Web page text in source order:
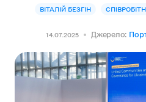
ВІТАЛІЙ БЕЗГІН
14.07.2025 Джерело: